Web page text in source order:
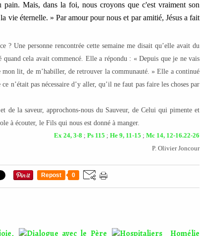
pain. Mais, dans la foi, nous croyons que c'est vraiment son
vie éternelle. » Par amourpour nouset par amitié, Jésus afait
? Une personne rencontrée cette semaine me disait qu’elle avait du
quand cela avait commencé. Elle a répondu : « Depuis que je ne vais
lit, de m’habiller, de retrouver la communauté. » Elle a continué
n’était pas nécessaire d’y aller, qu’il ne faut pas faire les choses par
de la saveur, approchons-nous du Sauveur, de Celui qui pimente et
à écouter, le Fils qui nous est donné à manger.
Ex 24, 3-8 ; Ps 115 ; He 9, 11-15 ; Mc 14, 12-16.22-26
P. Olivier Joncour
Repost 0